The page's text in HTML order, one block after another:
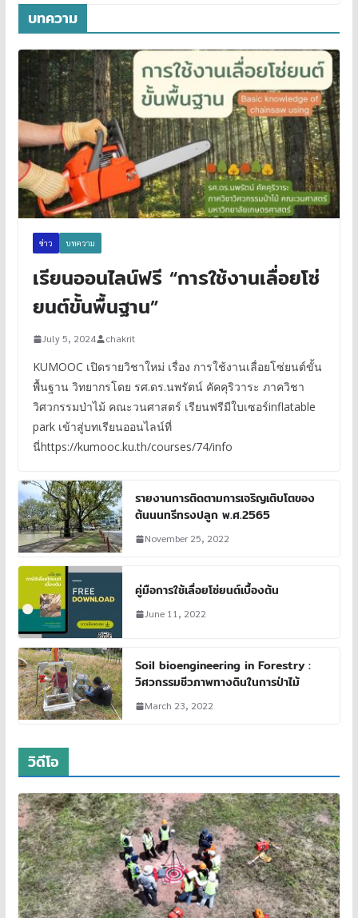
บทความ
ข่าว บทความ
เรียนออนไลน์ฟรี “การใช้งานเลื่อยโซ่
ยนต์ขั้นพื้นฐาน”
July 5, 2024 chakrit
KUMOOC เปิดรายวิชาใหม่ เรื่อง การใช้งานเลื่อยโซ่ยนต์ขั้น
พื้นฐาน วิทยากรโดย รศ.ดร.นพรัตน์ คัคคุริวาระ ภาควิชา
วิศวกรรมป่าไม้ คณะวนศาสตร์ เรียนฟรีมีใบเซอร์inflatable
park เข้าสู่บทเรียนออนไลน์ที่
นี่https://kumooc.ku.th/courses/74/info
รายงานการติดตามการเจริญเติบโตของ
ต้นนนทรีทรงปลูก พ.ศ.2565
November 25, 2022
คู่มือการใช้เลื่อยโซ่ยนต์เบื้องต้น
June 11, 2022
Soil bioengineering in Forestry :
วิศวกรรมชีวภาพทางดินในการป่าไม้
March 23, 2022
วิดีโอ